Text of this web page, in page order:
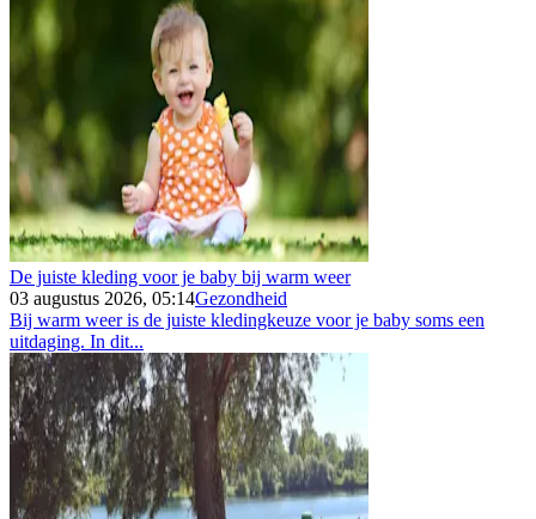
De juiste kleding voor je baby bij warm weer
03 augustus 2026, 05:14Gezondheid
Bij warm weer is de juiste kledingkeuze voor je baby soms een
uitdaging. In dit...